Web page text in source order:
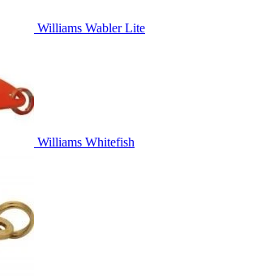
Williams Wabler Lite
Williams Whitefish